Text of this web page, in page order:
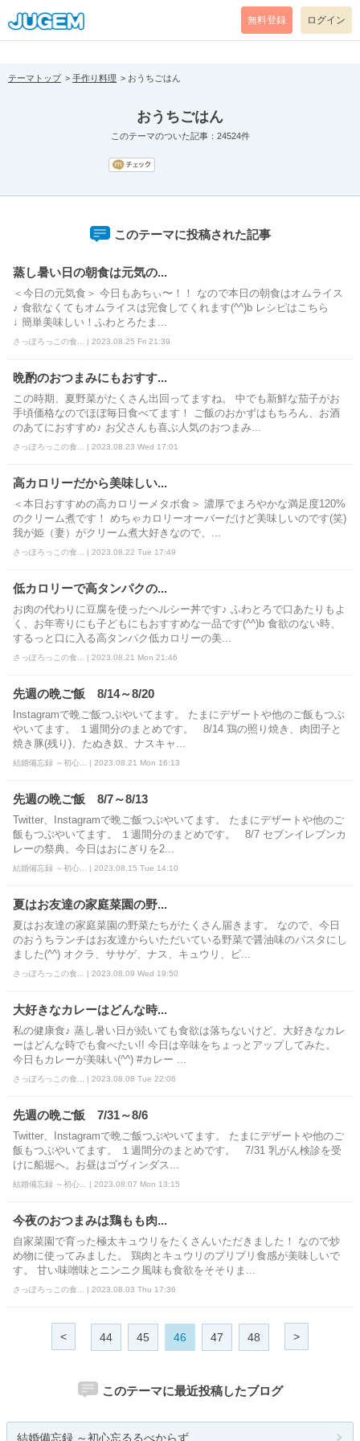
[pear_error: message="Success" code=0 mode=return level=notice
prefix="" info=""]
無料登録 ログイン
テーマトップ 手作り料理 おうちごはん
おうちごはん
このテーマのついた記事：24524件
このテーマに投稿された記事
蒸し暑い日の朝食は元気の...
＜今日の元気食＞ 今日もあちぃ〜！！ なので本日の朝食はオムライス
♪ 食欲なくてもオムライスは完食してくれます(^^)b レシピはこちら
↓ 簡単美味しい！ふわとろたま...
さっぽろっこの食... | 2023.08.25 Fri 21:39
晩酌のおつまみにもおすす...
この時期、夏野菜がたくさん出回ってますね。 中でも新鮮な茄子がお
手頃価格なのでほぼ毎日食べてます！ ご飯のおかずはもちろん、お酒
のあてにおすすめ♪ お父さんも喜ぶ人気のおつまみ...
さっぽろっこの食... | 2023.08.23 Wed 17:01
高カロリーだから美味しい...
＜本日おすすめの高カロリーメタボ食＞ 濃厚でまろやかな満足度120%
のクリーム煮です！ めちゃカロリーオーバーだけど美味しいのです(笑)
我が姫（妻）がクリーム煮大好きなので、...
さっぽろっこの食... | 2023.08.22 Tue 17:49
低カロリーで高タンパクの...
お肉の代わりに豆腐を使ったヘルシー丼です♪ ふわとろで口あたりもよ
く、お年寄りにも子どもにもおすすめな一品です(^^)b 食欲のない時、
するっと口に入る高タンパク低カロリーの美...
さっぽろっこの食... | 2023.08.21 Mon 21:46
先週の晩ご飯 8/14～8/20
Instagramで晩ご飯つぶやいてます。 たまにデザートや他のご飯もつぶ
やいてます。 １週間分のまとめです。 8/14 鶏の照り焼き、肉団子と
焼き豚(残り)、たぬき奴、ナスキャ...
結婚備忘録 ～初心... | 2023.08.21 Mon 16:13
先週の晩ご飯 8/7～8/13
Twitter、Instagramで晩ご飯つぶやいてます。 たまにデザートや他のご
飯もつぶやいてます。 １週間分のまとめです。 8/7 セブンイレブンカ
レーの祭典。今日はおにぎりを2...
結婚備忘録 ～初心... | 2023.08.15 Tue 14:10
夏はお友達の家庭菜園の野...
夏はお友達の家庭菜園の野菜たちがたくさん届きます。 なので、今日
のおうちランチはお友達からいただいている野菜で醤油味のパスタにし
ました(^^) オクラ、ササゲ、ナス、キュウリ、ピ...
さっぽろっこの食... | 2023.08.09 Wed 19:50
大好きなカレーはどんな時...
私の健康食♪ 蒸し暑い日が続いても食欲は落ちないけど、大好きなカレ
ーはどんな時でも食べたい!! 今日は辛味をちょっとアップしてみた。
今日もカレーが美味い(^^) #カレー ...
さっぽろっこの食... | 2023.08.08 Tue 22:06
先週の晩ご飯 7/31～8/6
Twitter、Instagramで晩ご飯つぶやいてます。 たまにデザートや他のご
飯もつぶやいてます。 １週間分のまとめです。 7/31 乳がん検診を受
けに船堀へ。お昼はゴヴィンダス...
結婚備忘録 ～初心... | 2023.08.07 Mon 13:15
今夜のおつまみは鶏もも肉...
自家菜園で育った極太キュウリをたくさんいただきました！ なので炒
め物に使ってみました。 鶏肉とキュウリのプリプリ食感が美味しいで
す。 甘い味噌味とニンニク風味も食欲をそそりま...
さっぽろっこの食... | 2023.08.03 Thu 17:36
< 44 45 46 47 48 >
このテーマに最近投稿したブログ
結婚備忘録 ～初心忘るるべからず